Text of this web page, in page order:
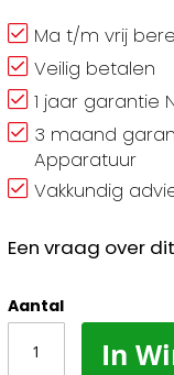
Ma t/m vrij
Veilig betalen
1 jaar garantie
3 maand
Apparatuur
Vakkundig
Een vraag over
Aantal
In